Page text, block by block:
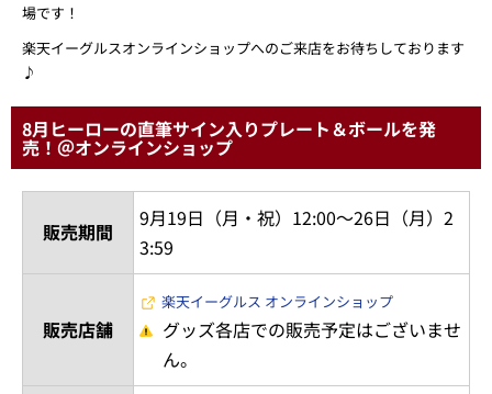
場です！
楽天イーグルスオンラインショップへのご来店をお待ちしております
♪
8月ヒーローの直筆サイン入りプレート＆ボールを発
売！＠オンラインショップ
販売期間
9月19日（月・祝）12:00～26日（月）2
3:59
販売店舗
楽天イーグルス オンラインショップ
グッズ各店での販売予定はございませ
ん。